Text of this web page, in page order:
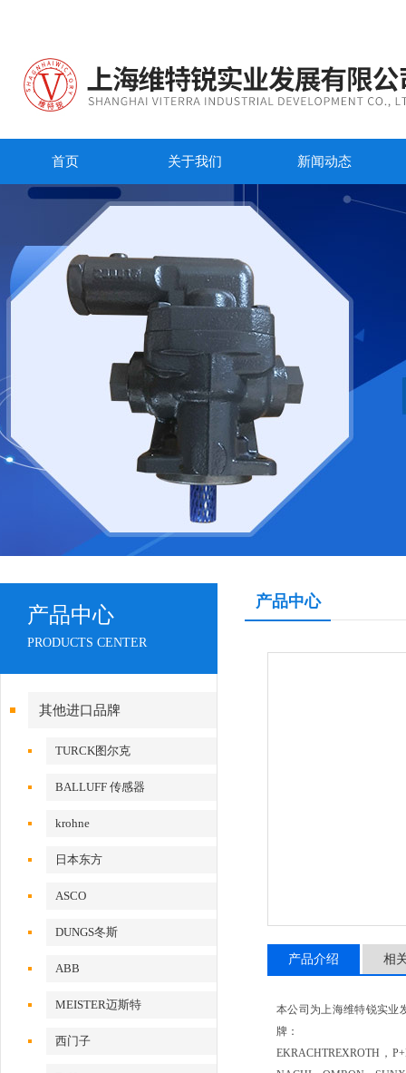
首页 关于我们 新闻动态
产品中心
PRODUCTS CENTER
其他进口品牌
TURCK图尔克
BALLUFF 传感器
krohne
日本东方
ASCO
DUNGS冬斯
ABB
MEISTER迈斯特
西门子
产品中心
产品介绍 相
本公司为上海维特锐实业
牌：
EKRACHTREXROTH，